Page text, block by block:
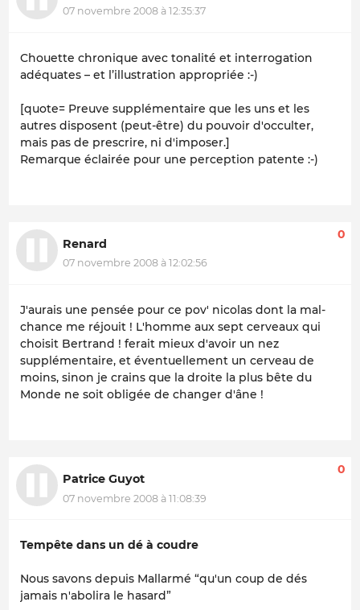
07 novembre 2008 à 12:35:37
Chouette chronique avec tonalité et interrogation
adéquates – et l’illustration appropriée :-)
[quote= Preuve supplémentaire que les uns et les
autres disposent (peut-être) du pouvoir d'occulter,
mais pas de prescrire, ni d'imposer.]
Remarque éclairée pour une perception patente :-)
Renard
07 novembre 2008 à 12:02:56
0
J'aurais une pensée pour ce pov' nicolas dont la mal-
chance me réjouit ! L'homme aux sept cerveaux qui
choisit Bertrand ! ferait mieux d'avoir un nez
supplémentaire, et éventuellement un cerveau de
moins, sinon je crains que la droite la plus bête du
Monde ne soit obligée de changer d'âne !
Patrice Guyot
07 novembre 2008 à 11:08:39
0
Tempête dans un dé à coudre
Nous savons depuis Mallarmé “qu'un coup de dés
jamais n'abolira le hasard”